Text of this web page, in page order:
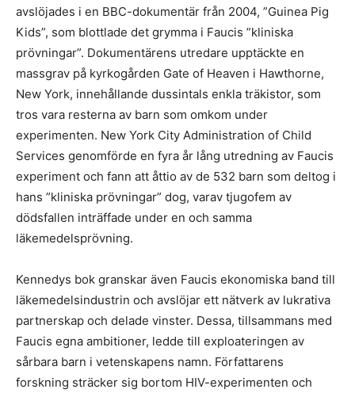
avslöjades i en BBC-dokumentär från 2004, ”Guinea Pig
Kids”, som blottlade det grymma i Faucis ”kliniska
prövningar”. Dokumentärens utredare upptäckte en
massgrav på kyrkogården Gate of Heaven i Hawthorne,
New York, innehållande dussintals enkla träkistor, som
tros vara resterna av barn som omkom under
experimenten. New York City Administration of Child
Services genomförde en fyra år lång utredning av Faucis
experiment och fann att åttio av de 532 barn som deltog i
hans ”kliniska prövningar” dog, varav tjugofem av
dödsfallen inträffade under en och samma
läkemedelsprövning.
Kennedys bok granskar även Faucis ekonomiska band till
läkemedelsindustrin och avslöjar ett nätverk av lukrativa
partnerskap och delade vinster. Dessa, tillsammans med
Faucis egna ambitioner, ledde till exploateringen av
sårbara barn i vetenskapens namn. Författarens
forskning sträcker sig bortom HIV-experimenten och